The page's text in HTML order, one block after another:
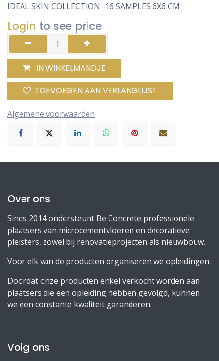
IDEAL SKIN COLLECTION -16 SAMPLES 6X6 CM
Login to see price
IN WINKELMANDJE
TOEVOEGEN AAN VERLANGLIJST
Algemene voorwaarden
Over ons
Sinds 2014 ondersteunt Be Concrete professionele
plaatsers van microcementvloeren en decoratieve
pleisters, zowel bij renovatieprojecten als nieuwbouw.
Voor elk van de producten organiseren we opleidingen.
Doordat onze producten enkel verkocht worden aan
plaatsers die een opleiding hebben gevolgd, kunnen
we een constante kwaliteit garanderen.
Volg ons